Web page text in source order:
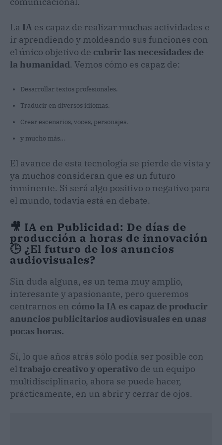
La IA es capaz de realizar muchas actividades e
ir aprendiendo y moldeando sus funciones con
el único objetivo de cubrir las necesidades de
la humanidad. Vemos cómo es capaz de:
Desarrollar textos profesionales.
Traducir en diversos idiomas.
Crear escenarios, voces, personajes.
y mucho más…
El avance de esta tecnología se pierde de vista y
ya muchos consideran que es un futuro
inminente. Si será algo positivo o negativo para
el mundo, todavía está en debate.
🎥 IA en Publicidad: De días de
producción a horas de innovación
🕒 ¿El futuro de los anuncios
audiovisuales?
Sin duda alguna, es un tema muy amplio,
interesante y apasionante, pero queremos
centrarnos en cómo la IA es capaz de producir
anuncios publicitarios audiovisuales en unas
pocas horas.
Sí, lo que años atrás sólo podía ser posible con
eltrabajo creativo y operativo de un equipo
multidisciplinario, ahora se puede hacer,
prácticamente, en un abrir y cerrar de ojos.